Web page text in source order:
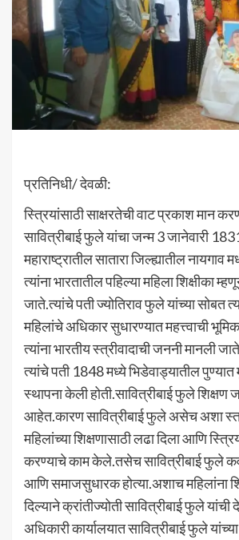
प्रतिनिधी/ देवळी:
स्त्रियांसाठी साक्षरतेची वाट प्रकाश मान
सावित्रीबाई फुले यांचा जन्म 3 जानेवारी
महाराष्ट्रातील सातारा जिल्ह्यातील
त्यांना भारतातील पहिल्या महिला शिक्षीका
जाते.त्यांचे पती ज्योतिराव फुले यांच्या सोबत
महिलांचे अधिकार सुधारण्यात महत्त्वाची
त्यांना भारतीय स्त्रीवादाची जननी मानली
त्यांचे पती 1848 मध्ये भिडेवाड्यातील पुण्यात
स्थापना केली होती.सावित्रीबाई फुले शिक्षण
आहेत.कारण सावित्रीबाई फुले असेच अशा
महिलांच्या शिक्षणासाठी लढा दिला आणि
करण्याचे काम केले.तसेच सावित्रीबाई फुले
आणि समाजसुधारक होत्या.अशाच महिलांना
दिल्याने क्रांतीज्योती सावित्रीबाई फुले
अधिकारी कार्यालयात सावित्रीबाई फुले